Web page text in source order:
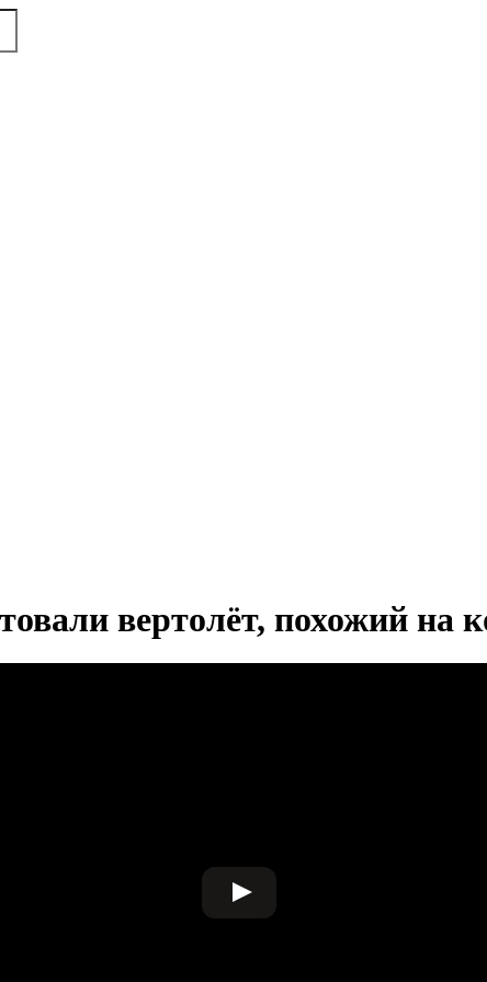
вертолёт, похожий на